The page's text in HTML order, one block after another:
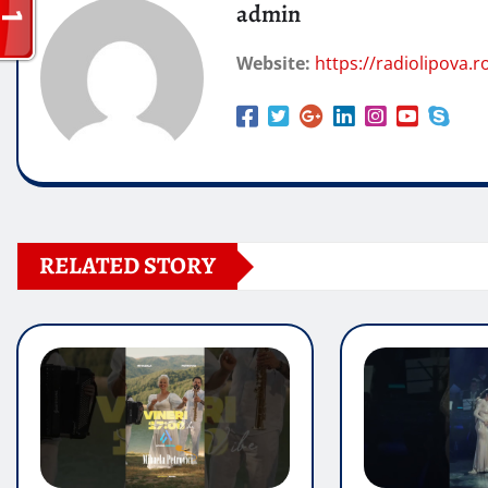
admin
Website: https://
RELATED STORY